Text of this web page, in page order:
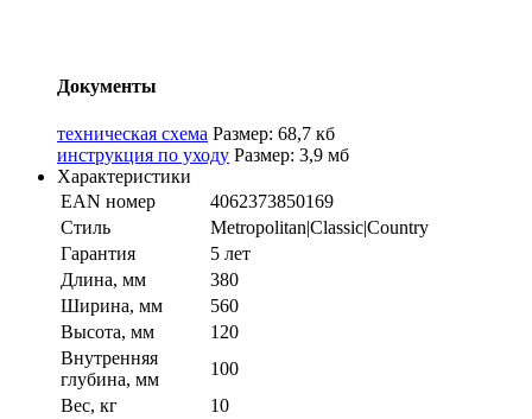
Документы
техническая схема Размер: 68,7 кб
инструкция по уходу Размер: 3,9 мб
Характеристики
EAN номер
4062373850169
Стиль
Metropolitan|Classic|Country
Гарантия
5 лет
Длина, мм
380
Ширина, мм
560
Высота, мм
120
Внутренняя
глубина, мм
100
Вес, кг
10